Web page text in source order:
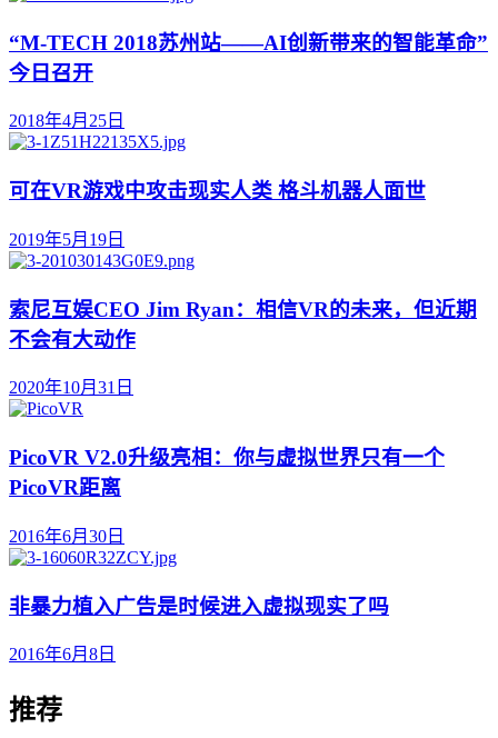
“M-TECH 2018苏州站——AI创新带来的智能革命”
今日召开
2018年4月25日
可在VR游戏中攻击现实人类 格斗机器人面世
2019年5月19日
索尼互娱CEO Jim Ryan：相信VR的未来，但近期
不会有大动作
2020年10月31日
PicoVR V2.0升级亮相：你与虚拟世界只有一个
PicoVR距离
2016年6月30日
非暴力植入广告是时候进入虚拟现实了吗
2016年6月8日
推荐